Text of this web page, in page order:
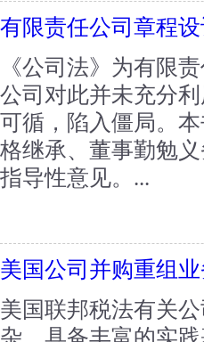
有限责任公司章程
《公司法》为有限
公司对此并未充分
可循，陷入僵局。
格继承、董事勤勉
指导性意见。...
美国公司并购重组
美国联邦税法有关